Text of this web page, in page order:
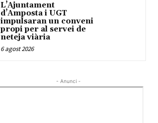
L’Ajuntament
d’Amposta i UGT
impulsaran un conveni
propi per al servei de
neteja viària
6 agost 2026
- Anunci -